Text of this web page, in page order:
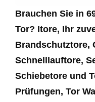
Brauchen Sie in
Tor? Itore, Ihr
Brandschutztore,
Schnelllauftore,
Schiebetore und
Prüfungen, Tor